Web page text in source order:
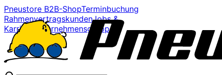
Pneustore B2B-ShopTerminbuchung
RahmenvertragskundenJobs &
Karriere
Unternehmensgruppe